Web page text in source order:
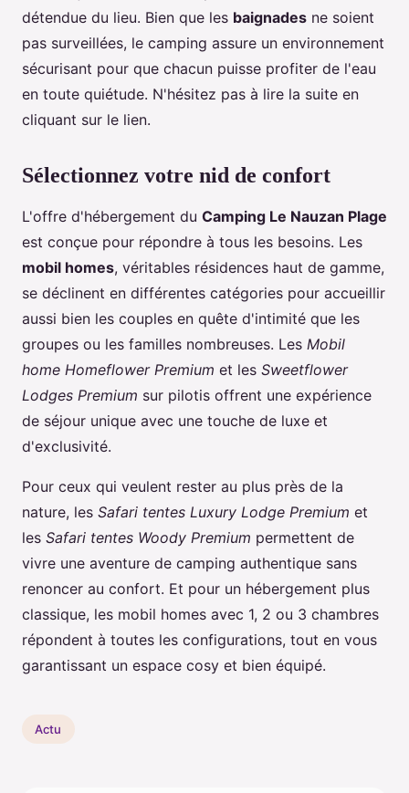
détendue du lieu. Bien que les baignades ne soient
pas surveillées, le camping assure un environnement
sécurisant pour que chacun puisse profiter de l'eau
en toute quiétude. N'hésitez pas à lire la suite en
cliquant sur le lien.
Sélectionnez votre nid de confort
L'offre d'hébergement du Camping Le Nauzan Plage
est conçue pour répondre à tous les besoins. Les
mobil homes, véritables résidences haut de gamme,
se déclinent en différentes catégories pour accueillir
aussi bien les couples en quête d'intimité que les
groupes ou les familles nombreuses. Les Mobil
home Homeflower Premium et les Sweetflower
Lodges Premium sur pilotis offrent une expérience
de séjour unique avec une touche de luxe et
d'exclusivité.
Pour ceux qui veulent rester au plus près de la
nature, les Safari tentes Luxury Lodge Premium et
les Safari tentes Woody Premium permettent de
vivre une aventure de camping authentique sans
renoncer au confort. Et pour un hébergement plus
classique, les mobil homes avec 1, 2 ou 3 chambres
répondent à toutes les configurations, tout en vous
garantissant un espace cosy et bien équipé.
Actu